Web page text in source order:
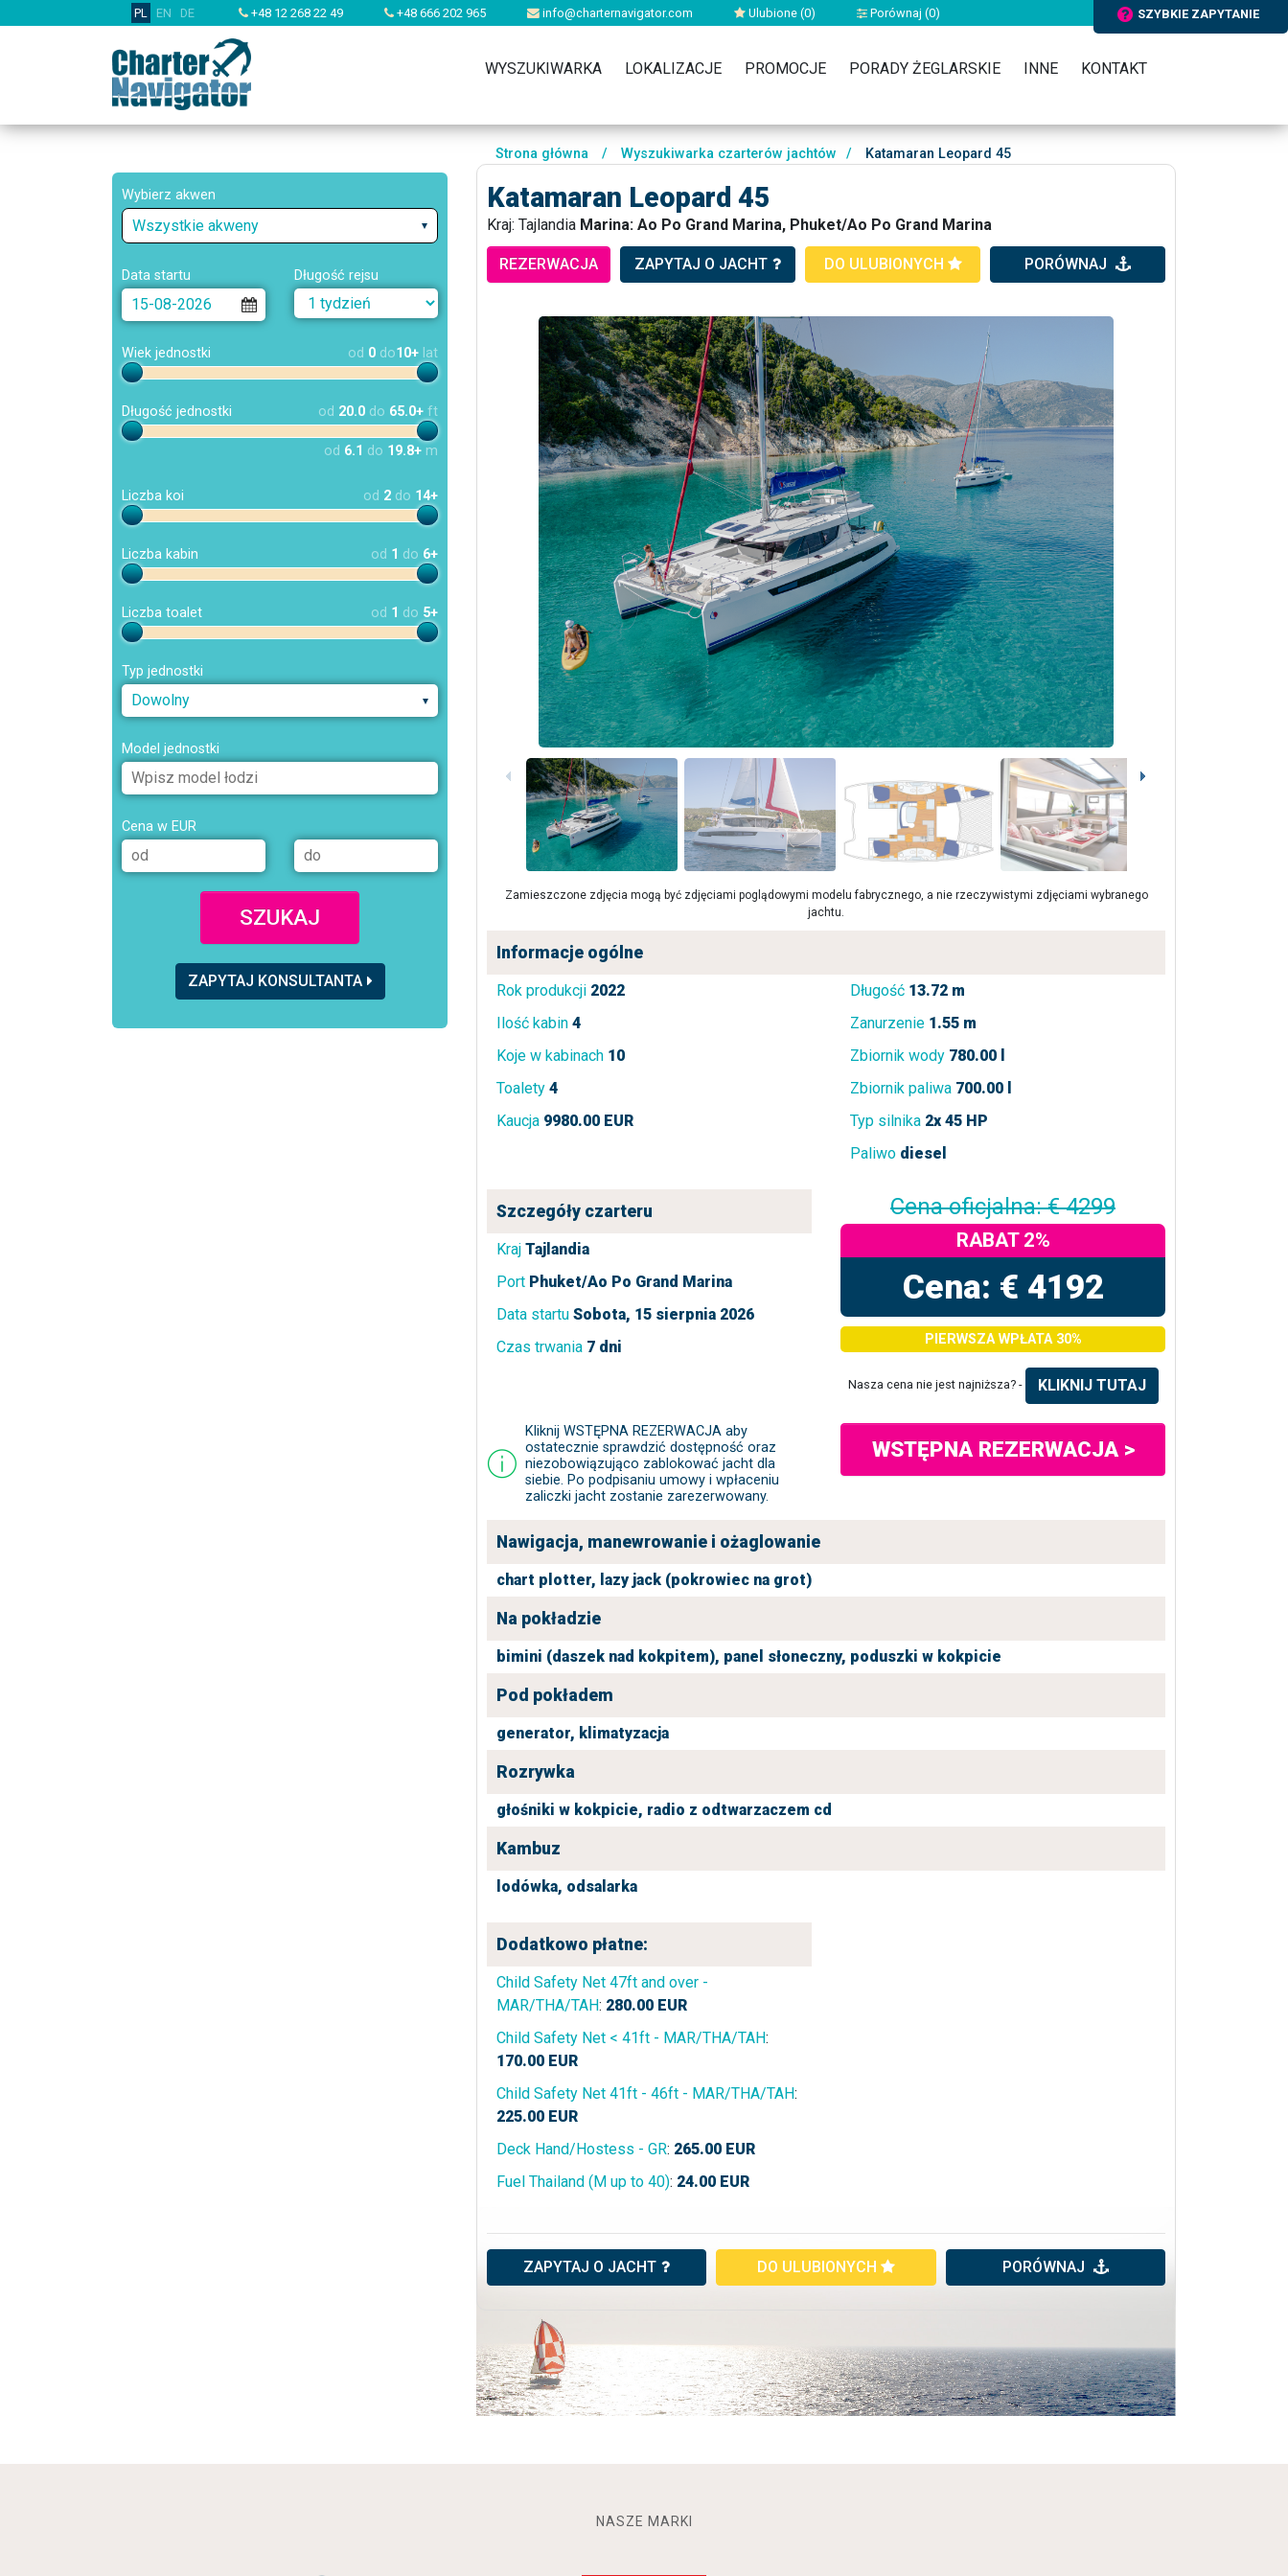
PL EN DE +48 12 268 22 49 +48 666 202 965 info@charternavigator.com Ulubione (0) Porównaj (0) SZYBKIE ZAPYTANIE
WYSZUKIWARKA LOKALIZACJE PROMOCJE PORADY ŻEGLARSKIE INNE KONTAKT
Wybierz akwen
Wszystkie akweny
Data startu Długość rejsu
Wiek jednostki od 0 do10+ lat
Długość jednostki od 20.0 do 65.0+ ft
od 6.1 do 19.8+ m
Liczba koi od 2 do 14+
Liczba kabin od 1 do 6+
Liczba toalet od 1 do 5+
Typ jednostki
Dowolny
Model jednostki
Cena w EUR
SZUKAJ
ZAPYTAJ KONSULTANTA
Strona główna / Wyszukiwarka czarterów jachtów / Katamaran Leopard 45
Katamaran Leopard 45
Kraj: Tajlandia Marina: Ao Po Grand Marina, Phuket/Ao Po Grand Marina
REZERWACJA ZAPYTAJ O JACHT DO ULUBIONYCH PORÓWNAJ
Zamieszczone zdjęcia mogą być zdjęciami poglądowymi modelu fabrycznego, a nie rzeczywistymi zdjęciami wybranego
jachtu.
Informacje ogólne
Rok produkcji 2022
Ilość kabin 4
Koje w kabinach 10
Toalety 4
Kaucja 9980.00 EUR
Długość 13.72 m
Zanurzenie 1.55 m
Zbiornik wody 780.00 l
Zbiornik paliwa 700.00 l
Typ silnika 2x 45 HP
Paliwo diesel
Szczegóły czarteru
Kraj Tajlandia
Port Phuket/Ao Po Grand Marina
Data startu Sobota, 15 sierpnia 2026
Czas trwania 7 dni
Cena oficjalna: € 4299
RABAT 2%
Cena: € 4192
PIERWSZA WPŁATA 30%
Nasza cena nie jest najniższa? - KLIKNIJ TUTAJ
Kliknij WSTĘPNA REZERWACJA aby
ostatecznie sprawdzić dostępność oraz
niezobowiązująco zablokować jacht dla
siebie. Po podpisaniu umowy i wpłaceniu
zaliczki jacht zostanie zarezerwowany.
WSTĘPNA REZERWACJA >
Nawigacja, manewrowanie i ożaglowanie
chart plotter, lazy jack (pokrowiec na grot)
Na pokładzie
bimini (daszek nad kokpitem), panel słoneczny, poduszki w kokpicie
Pod pokładem
generator, klimatyzacja
Rozrywka
głośniki w kokpicie, radio z odtwarzaczem cd
Kambuz
lodówka, odsalarka
Dodatkowo płatne:
Child Safety Net 47ft and over -
MAR/THA/TAH: 280.00 EUR
Child Safety Net < 41ft - MAR/THA/TAH:
170.00 EUR
Child Safety Net 41ft - 46ft - MAR/THA/TAH:
225.00 EUR
Deck Hand/Hostess - GR: 265.00 EUR
Fuel Thailand (M up to 40): 24.00 EUR
ZAPYTAJ O JACHT DO ULUBIONYCH PORÓWNAJ
NASZE MARKI